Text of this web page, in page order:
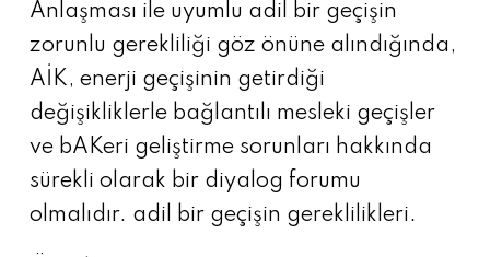
Anlaşması ile uyumlu adil bir geçişin
zorunlu gerekliliği göz önüne alındığında,
AİK, enerji geçişinin getirdiği
değişikliklerle bağlantılı mesleki geçişler
ve bAKeri geliştirme sorunları hakkında
sürekli olarak bir diyalog forumu
olmalıdır. adil bir geçişin gereklilikleri.